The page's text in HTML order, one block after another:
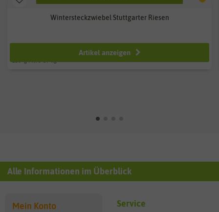
Wintersteckzwiebel Stuttgarter Riesen
Artikel anzeigen
Alle Informationen im Überblick
Mein Konto Service